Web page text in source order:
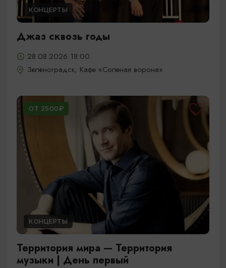
КОНЦЕРТЫ
Джаз сквозь годы
28.08.2026 18:00
Зеленоградск, Кафе «Соленая ворона»
ОТ 2500₽
КОНЦЕРТЫ
Территория мира — Территория
музыки | День первый